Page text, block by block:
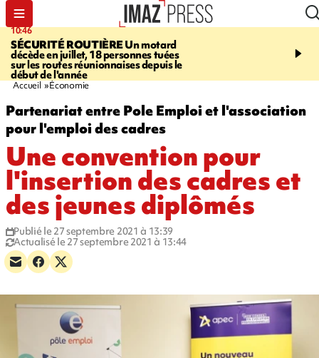
10:46
SÉCURITÉ ROUTIÈREUn motard
décède en juillet, 18 personnes tuées
sur les routes réunionnaises depuis le
début de l'année
13:49
mineurs - un courrier
Accueil Économie
Partenariat entre Pole Emploi et l'association
pour l'emploi des cadres
Une convention pour
l'insertion des cadres et
des jeunes diplômés
Publié le 27 septembre 2021 à 13:39
Actualisé le 27 septembre 2021 à 13:44